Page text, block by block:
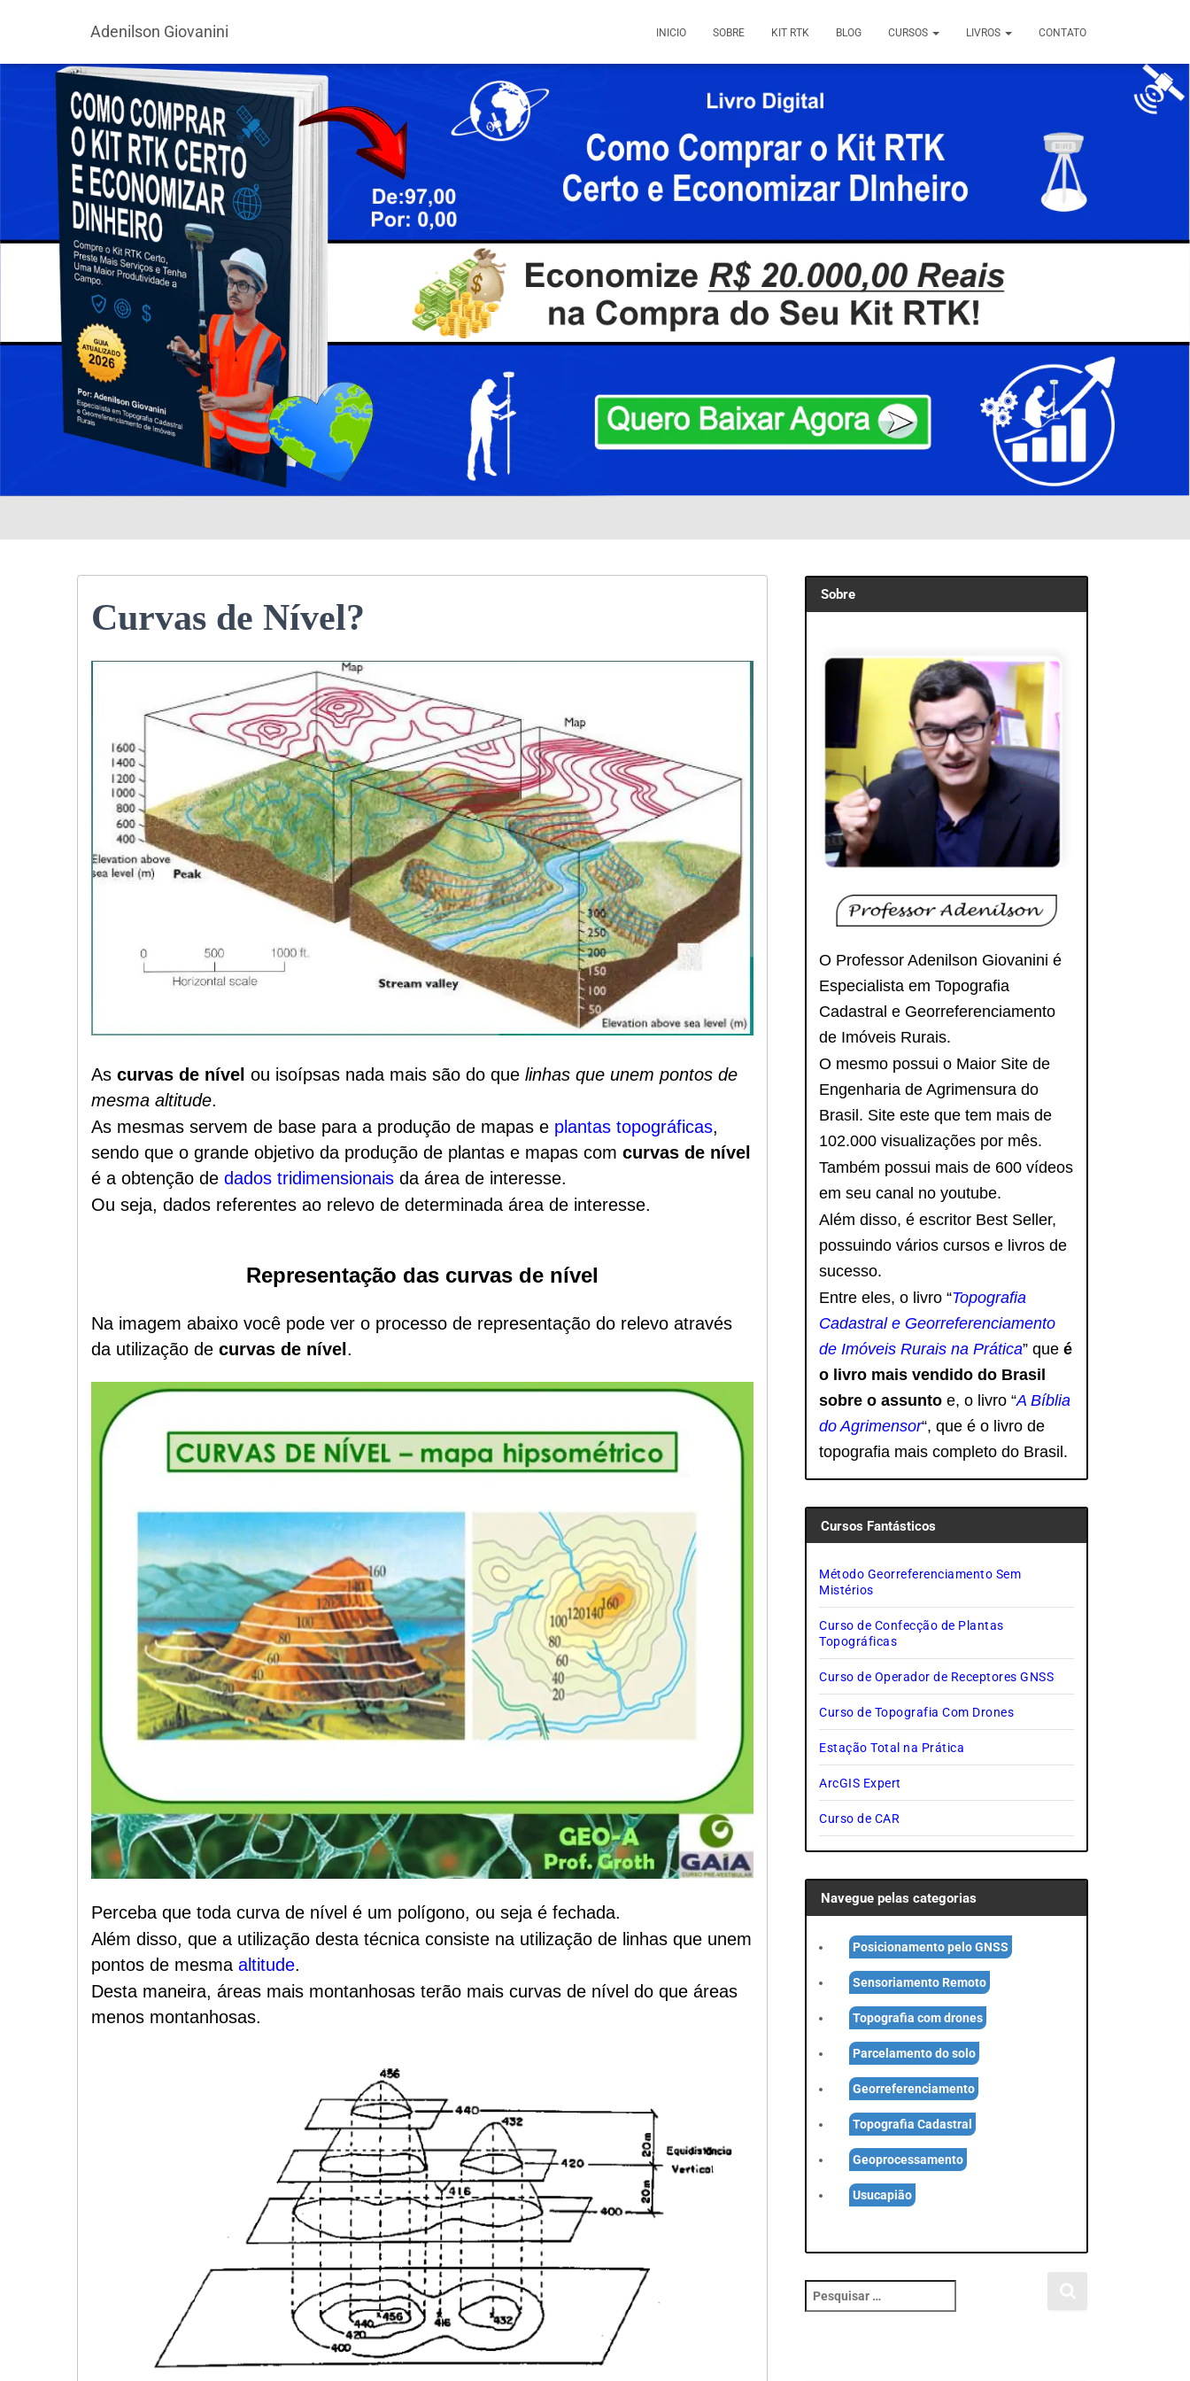
Adenilson Giovanini INICIO SOBRE KIT RTK BLOG CURSOS LIVROS CONTATO
Curvas de Nível?
As curvas de nível ou isoípsas nada mais são do que linhas que unem pontos de
mesma altitude.
As mesmas servem de base para a produção de mapas e plantas topográficas,
sendo que o grande objetivo da produção de plantas e mapas com curvas de nível
é a obtenção de dados tridimensionais da área de interesse.
Ou seja, dados referentes ao relevo de determinada área de interesse.
Representação das curvas de nível
Na imagem abaixo você pode ver o processo de representação do relevo através
da utilização de curvas de nível .
Perceba que toda curva de nível é um polígono, ou seja é fechada.
Além disso, que a utilização desta técnica consiste na utilização de linhas que unem
pontos de mesma altitude.
Desta maneira, áreas mais montanhosas terão mais curvas de nível do que áreas
menos montanhosas.
Sobre
O Professor Adenilson Giovanini é
Especialista em Topografia
Cadastral e Georreferenciamento
de Imóveis Rurais.
O mesmo possui o Maior Site de
Engenharia de Agrimensura do
Brasil. Site este que tem mais de
102.000 visualizações por mês.
Também possui mais de 600 vídeos
em seu canal no youtube.
Além disso, é escritor Best Seller,
possuindo vários cursos e livros de
sucesso.
Entre eles, o livro “Topografia
Cadastral e Georreferenciamento
de Imóveis Rurais na Prática” queé
o livro mais vendido do Brasil
sobre o assuntoe, o livro “A Bíblia
do Agrimensor“, que é o livro de
topografia mais completo do Brasil.
Cursos Fantásticos
Método Georreferenciamento Sem
Mistérios
Curso de Confecção de Plantas
Topográficas
Curso de Operador de Receptores GNSS
Curso de Topografia Com Drones
Estação Total na Prática
ArcGIS Expert
Curso de CAR
Navegue pelas categorias
Posicionamento pelo GNSS
Sensoriamento Remoto
Topografia com drones
Parcelamento do solo
Georreferenciamento
Topografia Cadastral
Geoprocessamento
Usucapião
e